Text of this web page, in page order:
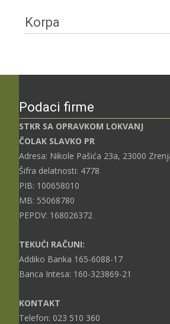
Korpa
Podaci firme
STKR SA OPRAVKOM LOKVANJ
ČOLAK SLAVKO PR
Adresa: Nikole Pašića 23a, 23000
Šifra delatnosti: 4778
PIB: 100658010
MB: 55068780
PEPDV: 168026372
TEKUĆI RAČUNI:
Addiko Banka 165-6088-17
Banca Intesa: 160-323869-21
KONTAKT
Telefon: 023 510 360